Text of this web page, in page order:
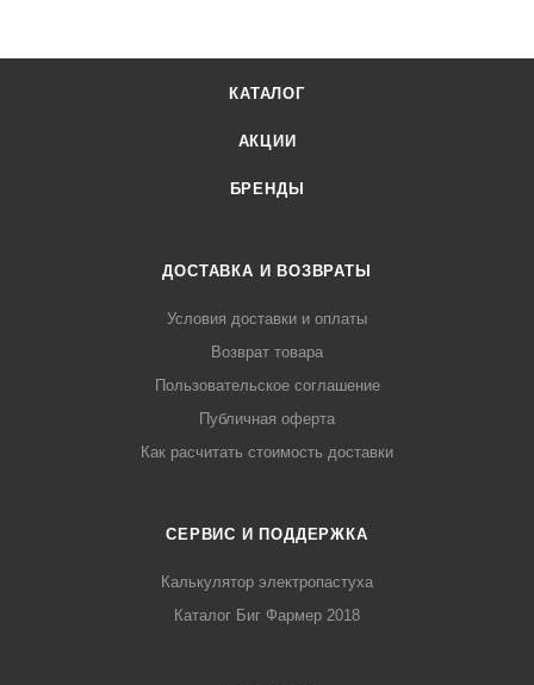
КАТАЛОГ
АКЦИИ
БРЕНДЫ
ДОСТАВКА И ВОЗВРАТЫ
Условия доставки и оплаты
Возврат товара
Пользовательское соглашение
Публичная оферта
Как расчитать стоимость доставки
СЕРВИС И ПОДДЕРЖКА
Калькулятор электропастуха
Каталог Биг Фармер 2018